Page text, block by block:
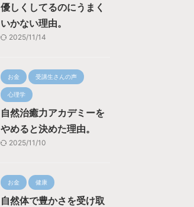
優しくしてるのにうまく
いかない理由。
2025/11/14
お金 受講生さんの声
心理学
自然治癒力アカデミーを
やめると決めた理由。
2025/11/10
お金 健康
自然体で豊かさを受け取